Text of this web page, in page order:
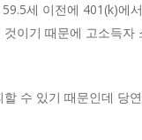
세 이전에 401(k)에
이기 때문에 고소득
수 있기 때문인데 당